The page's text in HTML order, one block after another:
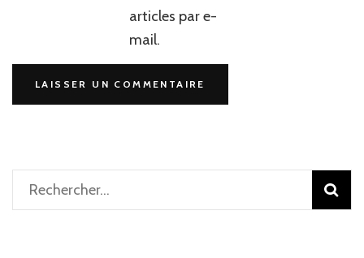
articles par e-
mail.
Rechercher :